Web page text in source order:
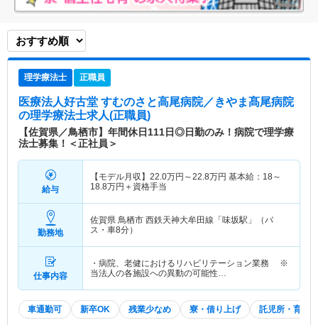
理学療法士 正職員
医療法人好古堂 すむのさと高尾病院／きやま髙尾病院
の理学療法士求人(正職員)
【佐賀県／鳥栖市】年間休日111日◎日勤のみ！病院で理学療
法士募集！＜正社員＞
給与
【モデル月収】 22.0万円～22.8万円 基本給：18～
18.8万円＋資格手当
勤務地
佐賀県 鳥栖市 西鉄天神大牟田線「味坂駅」（バ
ス・車8分）
仕事内容
・病院、老健におけるリハビリテーション業務 ※
当法人の各施設への異動の可能性…
車通勤可 新卒OK 残業少なめ 寮・借り上げ 託児所・育児